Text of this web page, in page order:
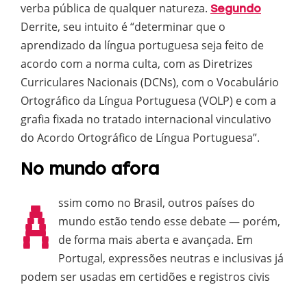
verba pública de qualquer natureza. Segundo
Derrite, seu intuito é “determinar que o
aprendizado da língua portuguesa seja feito de
acordo com a norma culta, com as Diretrizes
Curriculares Nacionais (DCNs), com o Vocabulário
Ortográfico da Língua Portuguesa (VOLP) e com a
grafia fixada no tratado internacional vinculativo
do Acordo Ortográfico de Língua Portuguesa”.
No mundo afora
A
ssim como no Brasil, outros países do
mundo estão tendo esse debate — porém,
de forma mais aberta e avançada. Em
Portugal, expressões neutras e inclusivas já
podem ser usadas em certidões e registros civis